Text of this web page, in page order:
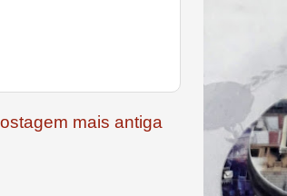
mais antiga